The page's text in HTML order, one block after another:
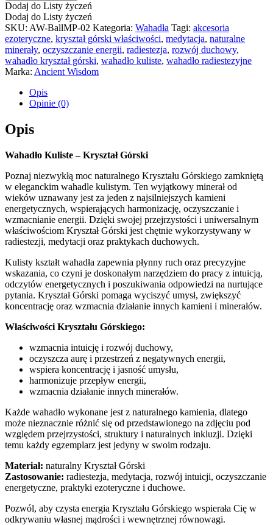
Dodaj do Listy życzeń
Dodaj do Listy życzeń
SKU: AW-BallMP-02 Kategoria: Wahadła Tagi: akcesoria
ezoteryczne, kryształ górski właściwości, medytacja, naturalne
minerały, oczyszczanie energii, radiestezja, rozwój duchowy,
wahadło kryształ górski, wahadło kuliste, wahadło radiestezyjne
Marka: Ancient Wisdom
Opis
Opinie (0)
Opis
Wahadło Kuliste – Kryształ Górski
Poznaj niezwykłą moc naturalnego Kryształu Górskiego zamkniętą
w eleganckim wahadle kulistym. Ten wyjątkowy minerał od
wieków uznawany jest za jeden z najsilniejszych kamieni
energetycznych, wspierających harmonizację, oczyszczanie i
wzmacnianie energii. Dzięki swojej przejrzystości i uniwersalnym
właściwościom Kryształ Górski jest chętnie wykorzystywany w
radiestezji, medytacji oraz praktykach duchowych.
Kulisty kształt wahadła zapewnia płynny ruch oraz precyzyjne
wskazania, co czyni je doskonałym narzędziem do pracy z intuicją,
odczytów energetycznych i poszukiwania odpowiedzi na nurtujące
pytania. Kryształ Górski pomaga wyciszyć umysł, zwiększyć
koncentrację oraz wzmacnia działanie innych kamieni i minerałów.
Właściwości Kryształu Górskiego:
wzmacnia intuicję i rozwój duchowy,
oczyszcza aurę i przestrzeń z negatywnych energii,
wspiera koncentrację i jasność umysłu,
harmonizuje przepływ energii,
wzmacnia działanie innych minerałów.
Każde wahadło wykonane jest z naturalnego kamienia, dlatego
może nieznacznie różnić się od przedstawionego na zdjęciu pod
względem przejrzystości, struktury i naturalnych inkluzji. Dzięki
temu każdy egzemplarz jest jedyny w swoim rodzaju.
Materiał: naturalny Kryształ Górski
Zastosowanie: radiestezja, medytacja, rozwój intuicji, oczyszczanie
energetyczne, praktyki ezoteryczne i duchowe.
Pozwól, aby czysta energia Kryształu Górskiego wspierała Cię w
odkrywaniu własnej mądrości i wewnętrznej równowagi.